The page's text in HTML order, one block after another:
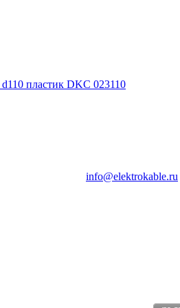
пластик DKC 023110
info@elektrokable.ru